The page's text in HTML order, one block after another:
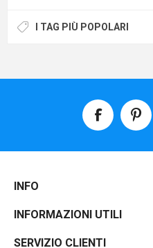
I TAG PIÙ POPOLARI
INFO
INFORMAZIONI UTILI
SERVIZIO CLIENTI